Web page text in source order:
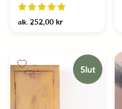
alk. 252,00 kr
Slut